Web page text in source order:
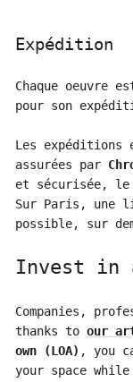
Expédition
Chaque oeuvre
pour son
Les expéditions
assurées par
et sécurisée, le
Sur Paris, une
possible, sur
Invest
Companies,
thanks to our
own (LOA) , you
your space